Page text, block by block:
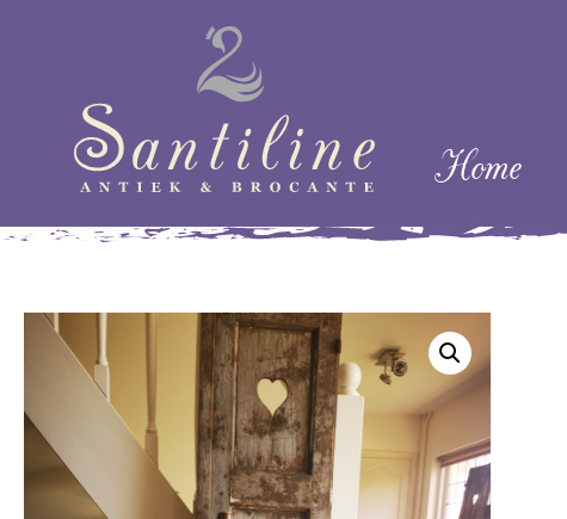
Menu
Skip naar content
Home